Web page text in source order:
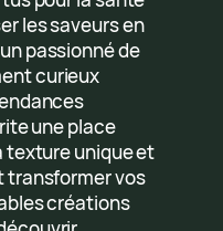
les saveurs en
passionné de
curieux
une place
texture unique et
transformer vos
créations